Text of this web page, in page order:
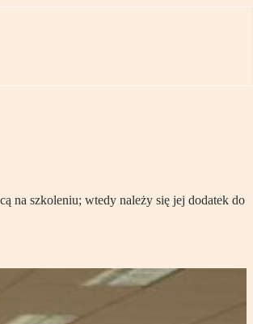
na szkoleniu; wtedy należy się jej dodatek do